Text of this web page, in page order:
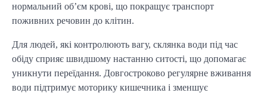
нормальний об’єм крові, що покращує транспорт
поживних речовин до клітин.
Для людей, які контролюють вагу, склянка води під час
обіду сприяє швидшому настанню ситості, що допомагає
уникнути переїдання. Довгостроково регулярне вживання
води підтримує моторику кишечника і зменшує